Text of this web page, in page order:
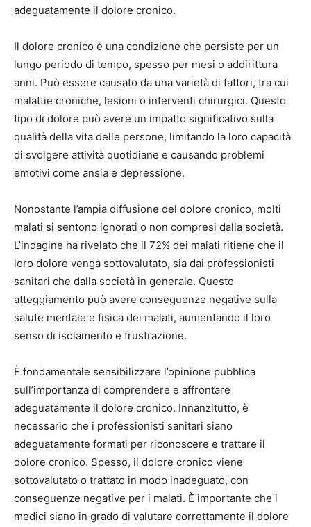
adeguatamente il dolore cronico.
Il dolore cronico è una condizione che persiste per un
lungo periodo di tempo, spesso per mesi o addirittura
anni. Può essere causato da una varietà di fattori, tra cui
malattie croniche, lesioni o interventi chirurgici. Questo
tipo di dolore può avere un impatto significativo sulla
qualità della vita delle persone, limitando la loro capacità
di svolgere attività quotidiane e causando problemi
emotivi come ansia e depressione.
Nonostante l’ampia diffusione del dolore cronico, molti
malati si sentono ignorati o non compresi dalla società.
L’indagine ha rivelato che il 72% dei malati ritiene che il
loro dolore venga sottovalutato, sia dai professionisti
sanitari che dalla società in generale. Questo
atteggiamento può avere conseguenze negative sulla
salute mentale e fisica dei malati, aumentando il loro
senso di isolamento e frustrazione.
È fondamentale sensibilizzare l’opinione pubblica
sull’importanza di comprendere e affrontare
adeguatamente il dolore cronico. Innanzitutto, è
necessario che i professionisti sanitari siano
adeguatamente formati per riconoscere e trattare il
dolore cronico. Spesso, il dolore cronico viene
sottovalutato o trattato in modo inadeguato, con
conseguenze negative per i malati. È importante che i
medici siano in grado di valutare correttamente il dolore